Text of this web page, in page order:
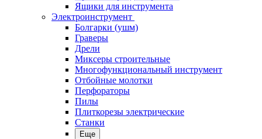
Ящики для инструмента
Электроинструмент
Болгарки (ушм)
Граверы
Дрели
Миксеры строительные
Многофункциональный инструмент
Отбойные молотки
Перфораторы
Пилы
Плиткорезы электрические
Станки
Еще